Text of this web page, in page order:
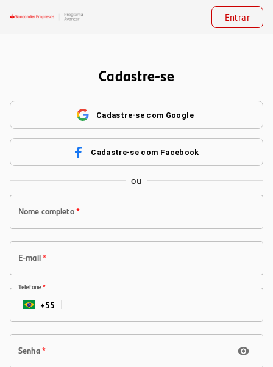
Entrar
Cadastre-se
Cadastre-se com Google
Cadastre-se com Facebook
ou
Nome completo*
E-mail*
Telefone *
BR +55
Senha*